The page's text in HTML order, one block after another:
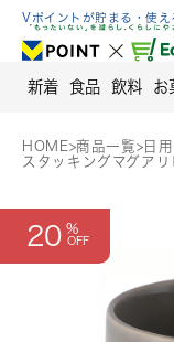
Skip
content
Vポイントが貯まる・使え
新着 食品 飲料 お
HOME>商品一覧> 日
スタッキングマグア
20